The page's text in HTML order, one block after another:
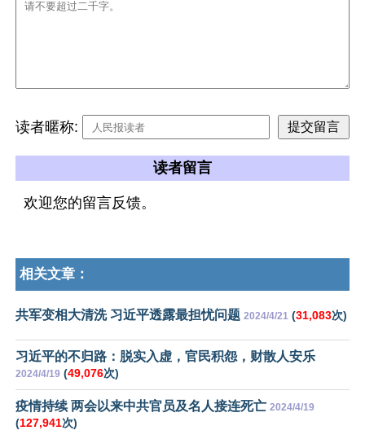
读者暱称:
读者留言
欢迎您的留言反馈。
相关文章：
共军变相大清洗 习近平透露最担忧问题 2024/4/21 (31,083次)
习近平的不归路：脱实入虚，官民积怨，财散人安乐
2024/4/19 (49,076次)
疫情持续 两会以来中共官员及名人接连死亡 2024/4/19
(127,941次)